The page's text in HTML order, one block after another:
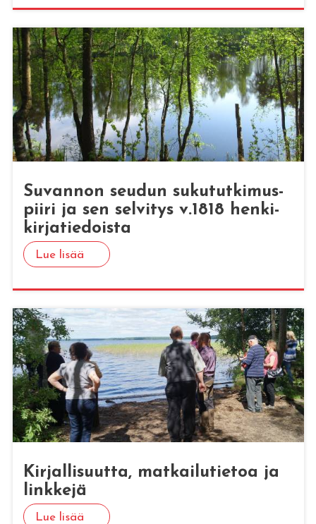
Su­van­non seu­dun su­ku­tut­ki­mus­
pii­ri ja sen sel­vi­tys v.1818 hen­ki­
kir­ja­tie­dois­ta
Lue lisää
Kir­jal­li­suut­ta, mat­kai­lu­tie­toa ja
link­ke­jä
Lue lisää